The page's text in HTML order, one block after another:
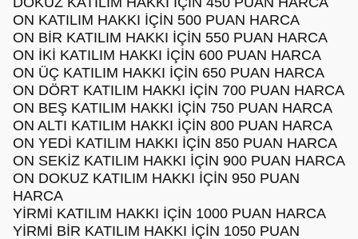
ON KATILIM HAKKI İÇİN 500 PUAN HARCA
ON BİR KATILIM HAKKI İÇİN 550 PUAN HARCA
ON İKİ KATILIM HAKKI İÇİN 600 PUAN HARCA
ON ÜÇ KATILIM HAKKI İÇİN 650 PUAN HARCA
ON DÖRT KATILIM HAKKI İÇİN 700 PUAN HARCA
ON BEŞ KATILIM HAKKI İÇİN 750 PUAN HARCA
ON ALTI KATILIM HAKKI İÇİN 800 PUAN HARCA
ON YEDİ KATILIM HAKKI İÇİN 850 PUAN HARCA
ON SEKİZ KATILIM HAKKI İÇİN 900 PUAN HARCA
ON DOKUZ KATILIM HAKKI İÇİN 950 PUAN
HARCA
YİRMİ KATILIM HAKKI İÇİN 1000 PUAN HARCA
YİRMİ BİR KATILIM HAKKI İÇİN 1050 PUAN